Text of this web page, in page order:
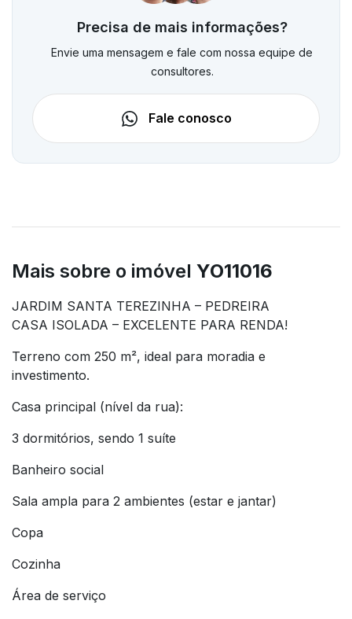
Precisa de mais informações?
Envie uma mensagem e fale com nossa equipe de
consultores.
Fale conosco
Mais sobre o imóvel YO11016
JARDIM SANTA TEREZINHA – PEDREIRA
CASA ISOLADA – EXCELENTE PARA RENDA!
Terreno com 250 m², ideal para moradia e
investimento.
Casa principal (nível da rua):
3 dormitórios, sendo 1 suíte
Banheiro social
Sala ampla para 2 ambientes (estar e jantar)
Copa
Cozinha
Área de serviço